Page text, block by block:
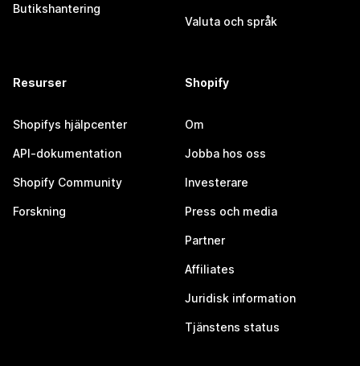
Butikshantering
Valuta och språk
Resurser
Shopifys hjälpcenter
API-dokumentation
Shopify Community
Forskning
Shopify
Om
Jobba hos oss
Investerare
Press och media
Partner
Affiliates
Juridisk information
Tjänstens status